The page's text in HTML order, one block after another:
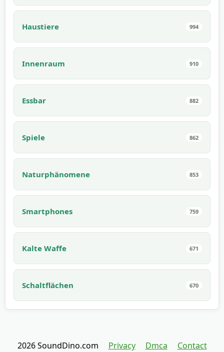
Haustiere 994
Innenraum 910
Essbar 882
Spiele 862
Naturphänomene 853
Smartphones 759
Kalte Waffe 671
Schaltflächen 670
2026 SoundDino.com Privacy Dmca Contact